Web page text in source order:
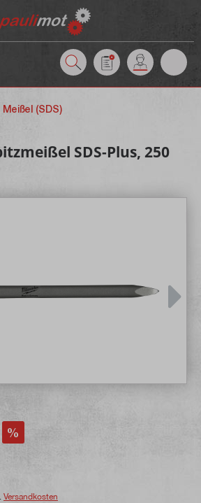
Meißel (SDS)
SDS-Plus, 250
%
Versandkosten